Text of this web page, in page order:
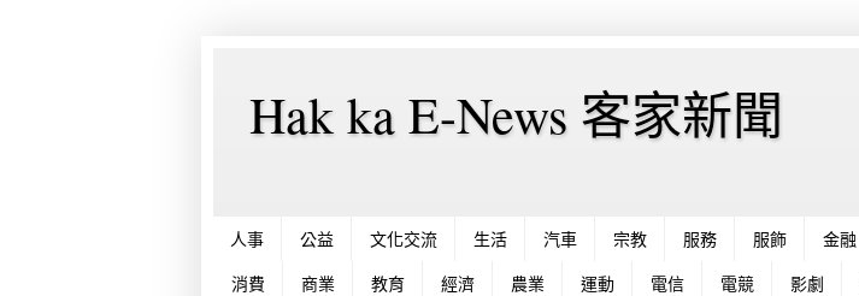
Hak ka E-News 客家新聞
人事 公益 文化交流 生活 汽車 宗教 服務 服飾 金融
消費 商業 教育 經濟 農業 運動 電信 電競 影劇